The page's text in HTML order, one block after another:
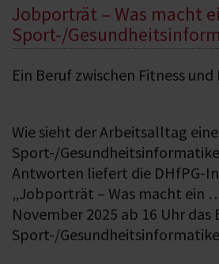
Jobporträt – Was macht
Sport-/
Ein Beruf zwischen Fitness
Wie sieht der Arbeitsalltag
Sport-/
Antworten liefert die DHfPG-
„Jobporträt – Was macht ein
November 2025 ab 16 Uhr das
Sport-/